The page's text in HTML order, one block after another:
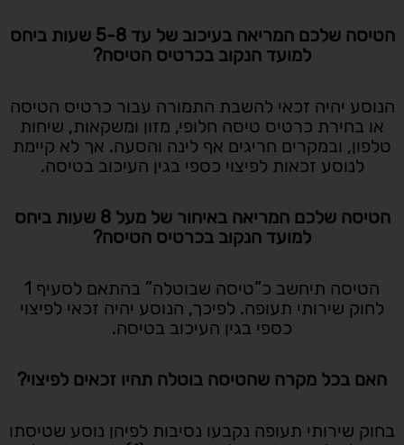
הטיסה שלכם המריאה בעיכוב של עד 5-8 שעות ביחס
למועד הנקוב בכרטיס הטיסה?
הנוסע יהיה זכאי להשבת התמורה עבור כרטיס הטיסה
או בחירת כרטיס טיסה חלופי, מזון ומשקאות, שיחות
טלפון, ובמקרים חריגים אף לינה והסעה. אך לא קיימת
לנוסע זכאות לפיצוי כספי בגין העיכוב בטיסה.
הטיסה שלכם המריאה באיחור של מעל 8 שעות ביחס
למועד הנקוב בכרטיס הטיסה?
הטיסה תיחשב כ”טיסה שבוטלה” בהתאם לסעיף 1
לחוק שירותי תעופה. לפיכך, הנוסע יהיה זכאי לפיצוי
כספי בגין העיכוב בטיסה.
האם בכל מקרה שהטיסה בוטלה תהיו זכאים לפיצוי?
בחוק שירותי תעופה נקבעו נסיבות לפיהן נוסע שטיסתו